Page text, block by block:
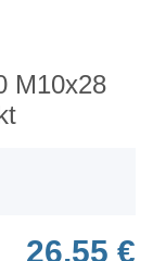
M10x28
26,55 €